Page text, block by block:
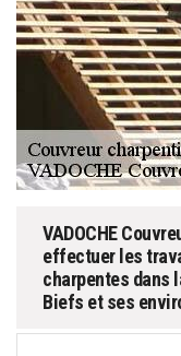
VADOCHE
effectuer les
charpentes dans
Biefs et ses